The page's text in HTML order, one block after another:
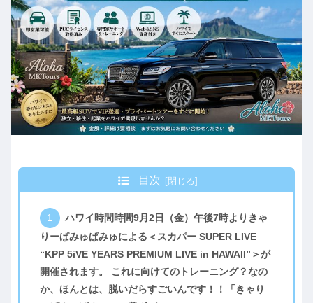
目次
ハワイ時間時間9月2日（金）午後7時よりきゃ
りーぱみゅぱみゅによる＜スカパー SUPER LIVE
“KPP 5iVE YEARS PREMIUM LIVE in HAWAII”＞が
開催されます。 これに向けてのトレーニング？なの
か、ほんとは、脱いだらすごいんです！！「きゃり